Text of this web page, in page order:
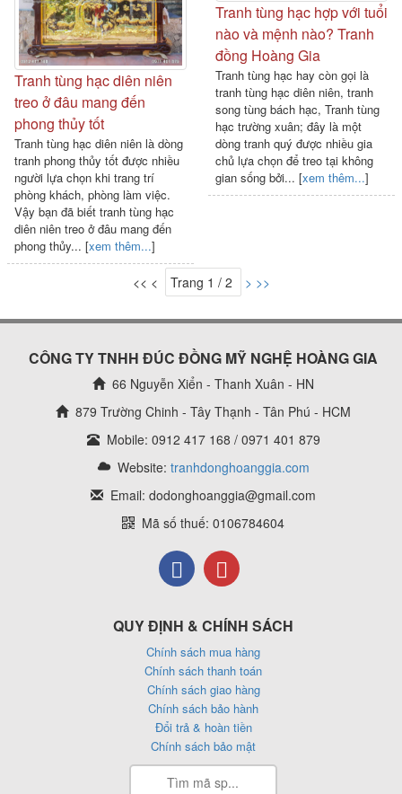
Tranh tùng hạc diên niên
treo ở đâu mang đến
phong thủy tốt
Tranh tùng hạc diên niên là dòng
tranh phong thủy tốt được nhiều
người lựa chọn khi trang trí
phòng khách, phòng làm việc.
Vậy bạn đã biết tranh tùng hạc
diên niên treo ở đâu mang đến
phong thủy... [xem thêm...]
Tranh tùng hạc hợp với tuổi
nào và mệnh nào? Tranh
đồng Hoàng Gia
Tranh tùng hạc hay còn gọi là
tranh tùng hạc diên niên, tranh
song tùng bách hạc, Tranh tùng
hạc trường xuân; đây là một
dòng tranh quý được nhiều gia
chủ lựa chọn để treo tại không
gian sống bởi... [xem thêm...]
<< < Trang 1 / 2 > >>
CÔNG TY TNHH ĐÚC ĐỒNG MỸ NGHỆ HOÀNG GIA
66 Nguyễn Xiển - Thanh Xuân - HN
879 Trường Chinh - Tây Thạnh - Tân Phú - HCM
Mobile: 0912 417 168 / 0971 401 879
Website: tranhdonghoanggia.com
Email: dodonghoanggia@gmail.com
Mã số thuế: 0106784604
QUY ĐỊNH & CHÍNH SÁCH
Chính sách mua hàng
Chính sách thanh toán
Chính sách giao hàng
Chính sách bảo hành
Đổi trả & hoàn tiền
Chính sách bảo mật